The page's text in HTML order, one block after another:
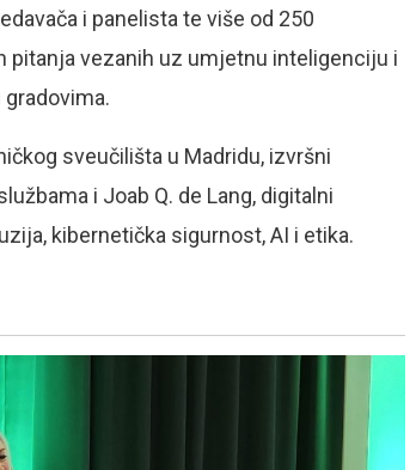
i panelista te više od 250
pitanja vezanih uz umjetnu inteligenciju i
sveučilišta u Madridu, izvršni
i Joab Q. de Lang, digitalni
kibernetička sigurnost, AI i etika.